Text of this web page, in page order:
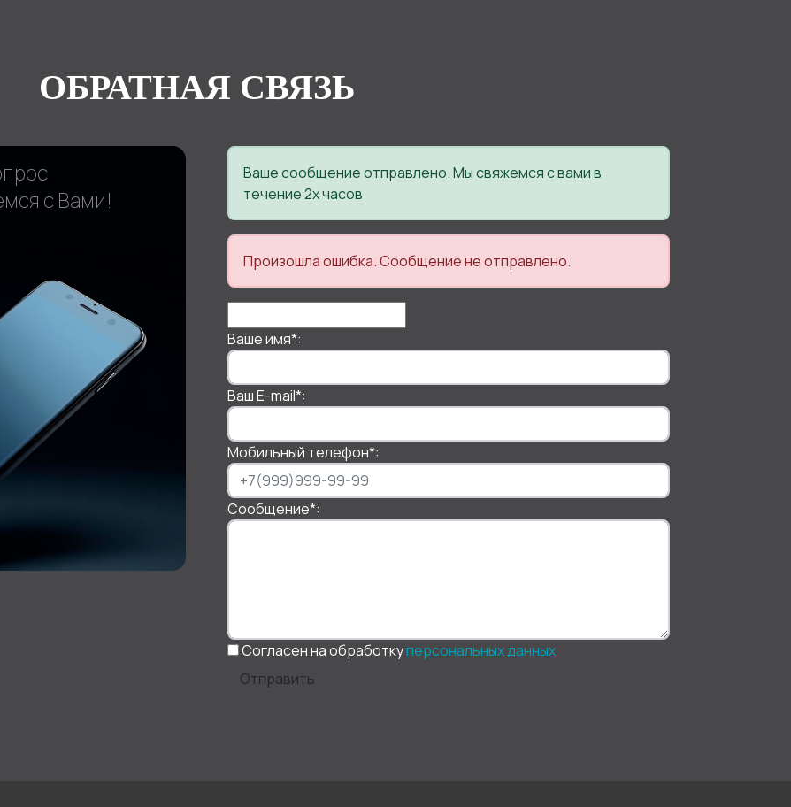
ОБРАТНАЯ СВЯЗЬ
с Вами!
Ваше сообщение отправлено. Мы свяжемся с вами в
течение 2х часов
Произошла ошибка. Сообщение не отправлено.
Ваше имя*:
Ваш E-mail*:
Мобильный телефон*:
Сообщение*:
Согласен на обработкуперсональныx данных
Отправить